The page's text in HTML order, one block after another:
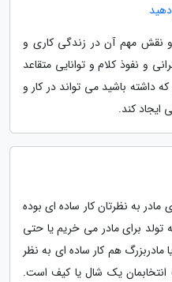
و نقش مهم آن در زندگی کاری و
و نفوذ کلام و توانایی متقاعد
داشته باشید می تواند در کار و
ایجاد کند.
مادر به نظرتان کار ساده ای بوده
برای مادر می خریم یا حتی
مادربزرگ هم کار ساده ای به نظر
یک شال یا کیف است.